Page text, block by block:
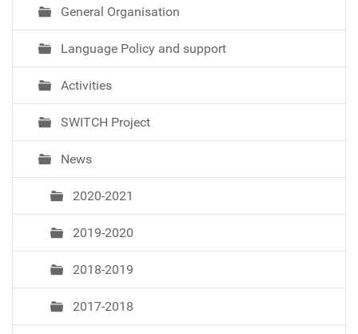
General Organisation
Language Policy and support
Activities
SWITCH Project
News
2020-2021
2019-2020
2018-2019
2017-2018